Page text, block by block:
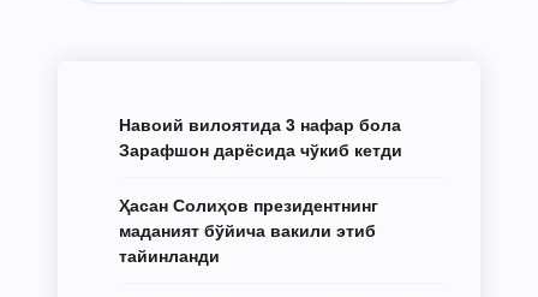
Навоий вилоятида 3 нафар бола
Зарафшон дарёсида чўкиб кетди
Ҳасан Солиҳов президентнинг
маданият бўйича вакили этиб
тайинланди